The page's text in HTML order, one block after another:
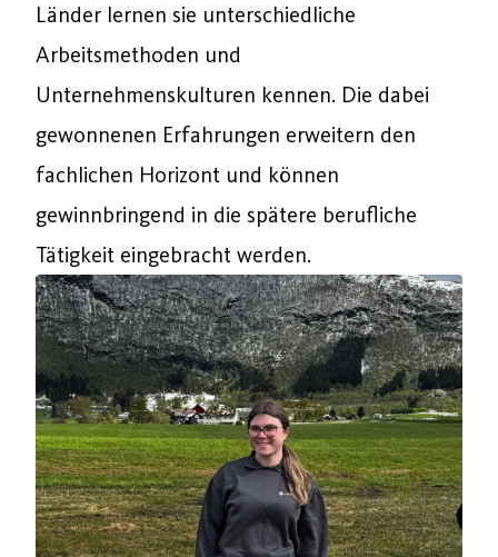
Länder lernen sie unterschiedliche
Arbeitsmethoden und
Unternehmenskulturen kennen. Die dabei
gewonnenen Erfahrungen erweitern den
fachlichen Horizont und können
gewinnbringend in die spätere berufliche
Tätigkeit eingebracht werden.